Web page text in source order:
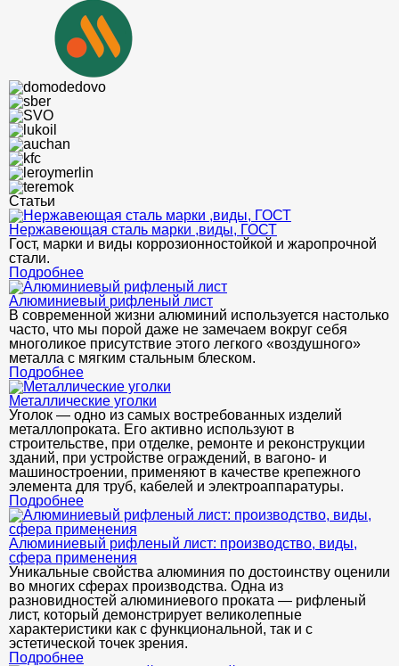
Статьи
Нержавеющая сталь марки ,виды, ГОСТ
Гост, марки и виды коррозионностойкой и жаропрочной
стали.
Подробнее
Алюминиевый рифленый лист
В современной жизни алюминий используется настолько
часто, что мы порой даже не замечаем вокруг себя
многоликое присутствие этого легкого «воздушного»
металла с мягким стальным блеском.
Подробнее
Металлические уголки
Уголок — одно из самых востребованных изделий
металлопроката. Его активно используют в
строительстве, при отделке, ремонте и реконструкции
зданий, при устройстве ограждений, в вагоно- и
машиностроении, применяют в качестве крепежного
элемента для труб, кабелей и электроаппаратуры.
Подробнее
Алюминиевый рифленый лист: производство, виды,
сфера применения
Уникальные свойства алюминия по достоинству оценили
во многих сферах производства. Одна из
разновидностей алюминиевого проката — рифленый
лист, который демонстрирует великолепные
характеристики как с функциональной, так и с
эстетической точек зрения.
Подробнее